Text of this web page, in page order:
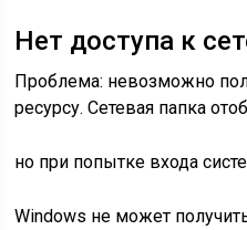
Нет доступа к
Проблема: невозможно
ресурсу. Сетевая папка
но при попытке входа
Windows не может